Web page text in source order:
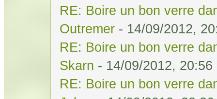
RE: Boire un bon verre
Outremer - 14/09/2012,
RE: Boire un bon verre
Skarn - 14/09/2012, 20:56
RE: Boire un bon verre